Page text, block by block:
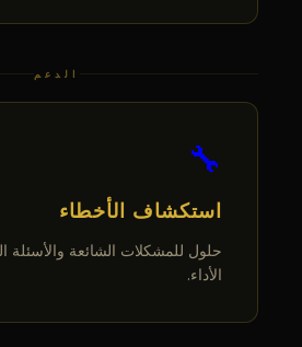
الدعم
🔧
استكشاف الأخطاء
حلول للمشكلات الشائعة والأسئلة
الأداء.